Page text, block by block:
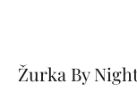
Žurka By